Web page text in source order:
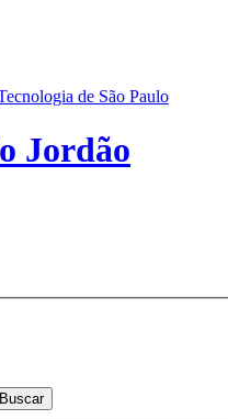
de São Paulo
Jordão
Buscar